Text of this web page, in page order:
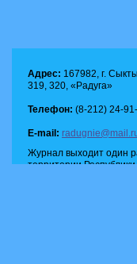
Адрес: 167982, г.
319, 320, «Радуга»
Телефон: (8-212) 24-
E-mail:
Журнал выходит один
территории